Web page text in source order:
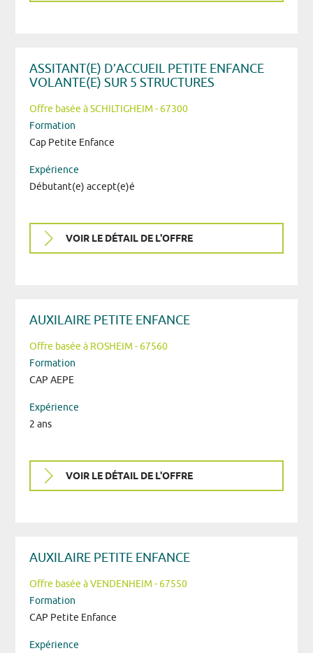
ASSITANT(E) D’ACCUEIL PETITE ENFANCE
VOLANTE(E) SUR 5 STRUCTURES
Offre basée à SCHILTIGHEIM - 67300
Formation
Cap Petite Enfance
Expérience
Débutant(e) accept(e)é
VOIR LE DÉTAIL DE L'OFFRE
AUXILAIRE PETITE ENFANCE
Offre basée à ROSHEIM - 67560
Formation
CAP AEPE
Expérience
2 ans
VOIR LE DÉTAIL DE L'OFFRE
AUXILAIRE PETITE ENFANCE
Offre basée à VENDENHEIM - 67550
Formation
CAP Petite Enfance
Expérience